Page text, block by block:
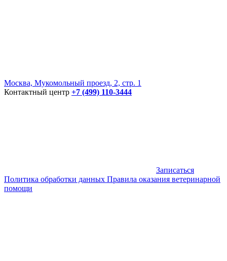
Москва, Мукомольный проезд, 2, стр. 1
Контактный центр +7 (499) 110-3444
Записаться
Политика обработки данных Правила оказания ветеринарной
помощи